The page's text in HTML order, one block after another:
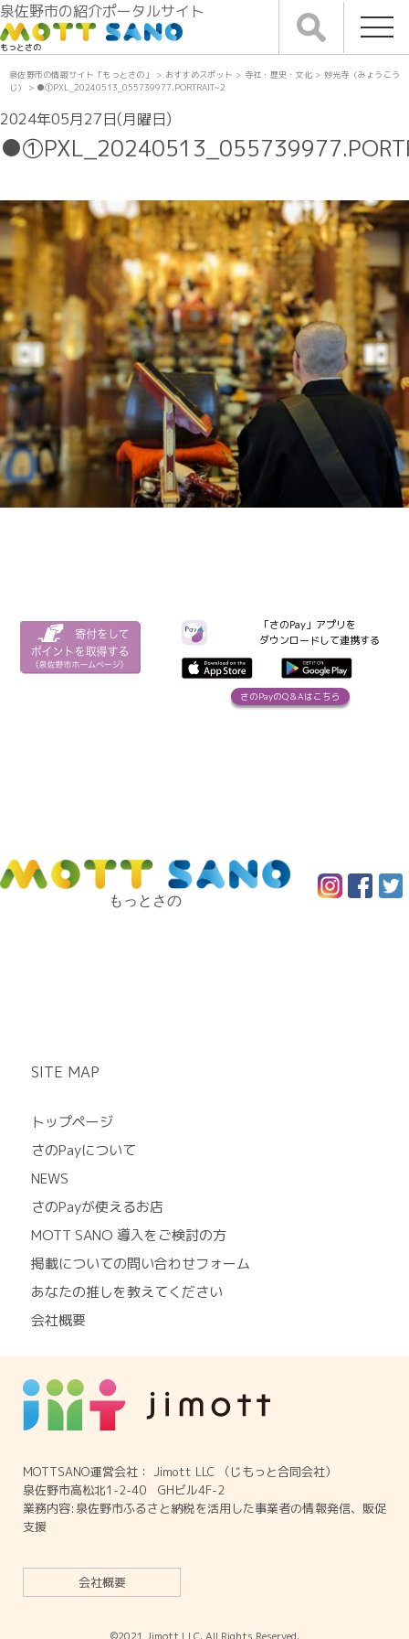
泉佐野市の紹介ポータルサイト
もっとさの
泉佐野市の情報サイト「もっとさの」 > おすすめスポット > 寺社・歴史・文化 > 妙光寺（みょうこう
じ）
> ●①PXL_20240513_055739977.PORTRAIT~2
2024年05月27日(月曜日)
「さのPay」アプリを
ダウンロードして連携する
さのPayのQ＆Aはこちら
もっとさの
MOTTSANO運営会社： Jimott LLC （じもっと合同会社）
泉佐野市高松北1-2-40 GHビル4F-2
業務内容:泉佐野市ふるさと納税を活用した事業者の情報発信、販促
支援
会社概要
SITE MAP
トップページ
さのPayについて
NEWS
さのPayが使えるお店
MOTT SANO 導入をご検討の方
掲載についての問い合わせフォーム
あなたの推しを教えてください
会社概要
©2021 Jimott LLC. All Rights Reserved.